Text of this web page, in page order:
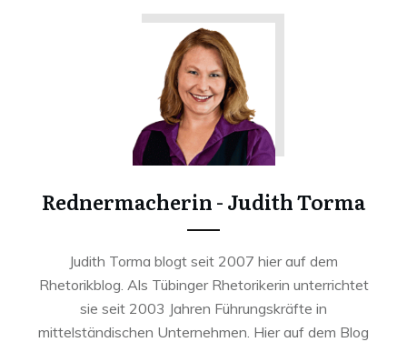
Rednermacherin - Judith Torma
Judith Torma blogt seit 2007 hier auf dem
Rhetorikblog. Als Tübinger Rhetorikerin unterrichtet
sie seit 2003 Jahren Führungskräfte in
mittelständischen Unternehmen. Hier auf dem Blog